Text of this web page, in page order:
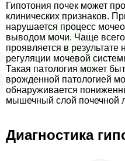
Гипотония почек может
клинических признаков.
нарушается процесс
выводом мочи. Чаще
проявляется в
регуляции мочевой
Такая патология может
врожденной патологией
обнаруживается
мышечный слой почечной
Диагностика